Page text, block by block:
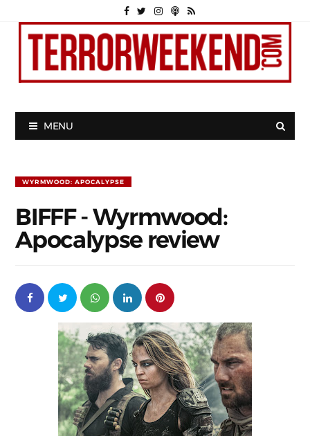
MENU
WYRMWOOD: APOCALYPSE
BIFFF - Wyrmwood:
Apocalypse review